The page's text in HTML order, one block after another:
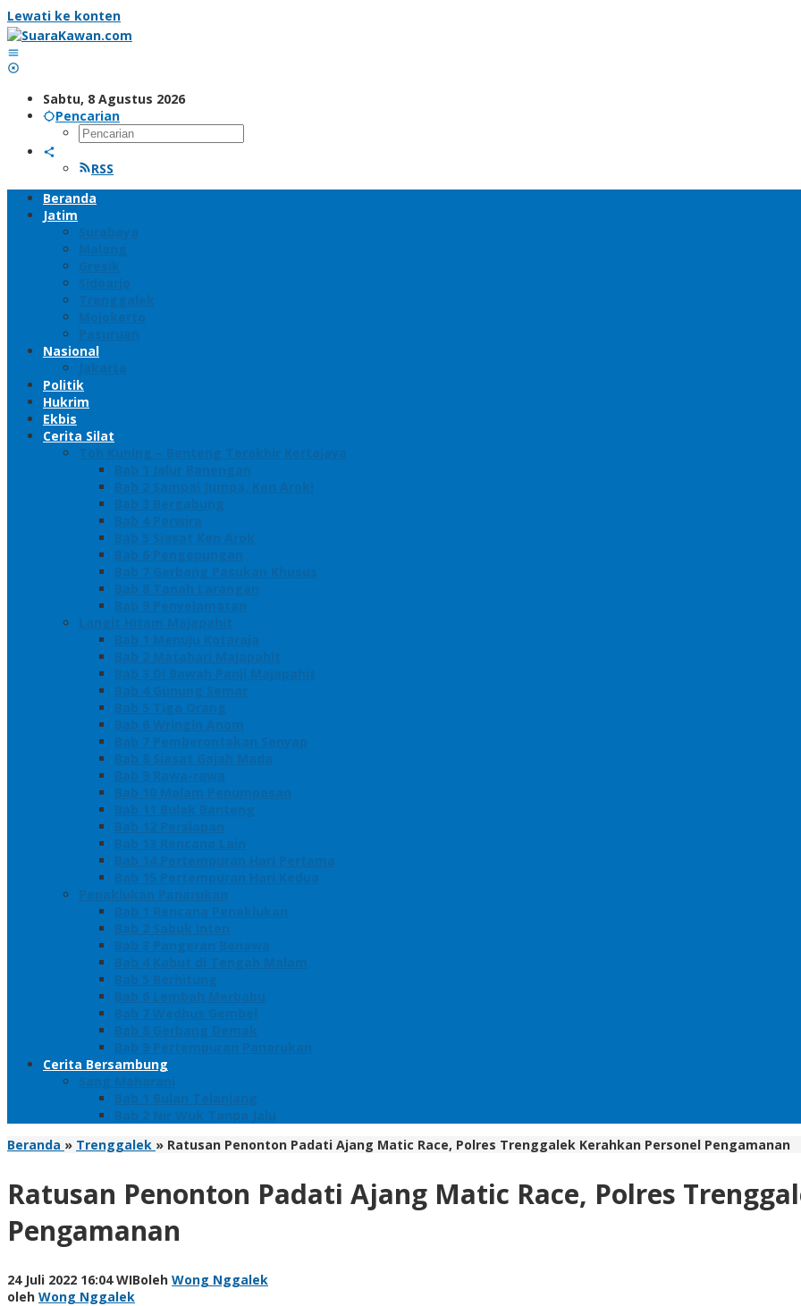
Lewati ke konten
Sabtu, 8 Agustus 2026
Pencarian
RSS
Beranda
Jatim
Surabaya
Malang
Gresik
Sidoarjo
Trenggalek
Mojokerto
Pasuruan
Nasional
Jakarta
Politik
Hukrim
Ekbis
Cerita Silat
Toh Kuning – Benteng Terakhir Kertajaya
Bab 1 Jalur Banengan
Bab 2 Sampai Jumpa, Ken Arok!
Bab 3 Bergabung
Bab 4 Perwira
Bab 5 Siasat Ken Arok
Bab 6 Pengepungan
Bab 7 Gerbang Pasukan Khusus
Bab 8 Tanah Larangan
Bab 9 Penyelamatan
Langit Hitam Majapahit
Bab 1 Menuju Kotaraja
Bab 2 Matahari Majapahit
Bab 3 Di Bawah Panji Majapahit
Bab 4 Gunung Semar
Bab 5 Tiga Orang
Bab 6 Wringin Anom
Bab 7 Pemberontakan Senyap
Bab 8 Siasat Gajah Mada
Bab 9 Rawa-rawa
Bab 10 Malam Penumpasan
Bab 11 Bulak Banteng
Bab 12 Persiapan
Bab 13 Rencana Lain
Bab 14 Pertempuran Hari Pertama
Bab 15 Pertempuran Hari Kedua
Penaklukan Panarukan
Bab 1 Rencana Penaklukan
Bab 2 Sabuk Inten
Bab 3 Pangeran Benawa
Bab 4 Kabut di Tengah Malam
Bab 5 Berhitung
Bab 6 Lembah Merbabu
Bab 7 Wedhus Gembel
Bab 8 Gerbang Demak
Bab 9 Pertempuran Panarukan
Cerita Bersambung
Sang Maharani
Bab 1 Bulan Telanjang
Bab 2 Nir Wuk Tanpa Jalu
Beranda » Trenggalek » Ratusan Penonton Padati Ajang Matic Race, Polres Trenggalek Kerahkan Personel Pengamanan
Ratusan Penonton Padati Ajang Matic Race, Polres
Pengamanan
24 Juli 2022 16:04 WIBoleh Wong Nggalek
oleh Wong Nggalek